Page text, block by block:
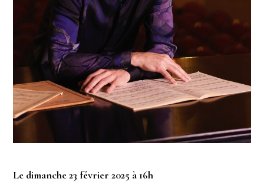
Le dimanche 23 février 2025 à 16h